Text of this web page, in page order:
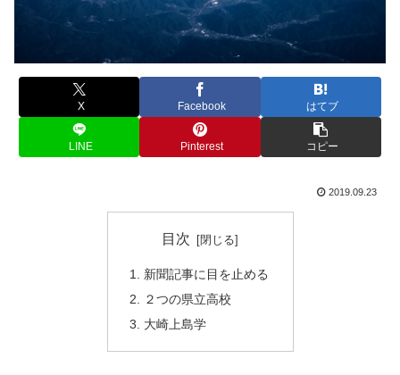
X Facebook はてブ
LINE Pinterest コピー
2019.09.23
目次
新聞記事に目を止める
２つの県立高校
大崎上島学